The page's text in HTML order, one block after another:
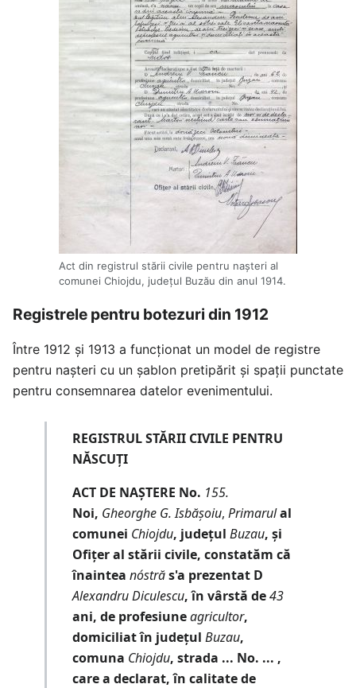
Act din registrul stării civile pentru nașteri al
comunei Chiojdu, județul Buzău din anul 1914.
Registrele pentru botezuri din 1912
Între 1912 și 1913 a funcționat un model de registre
pentru nașteri cu un șablon pretipărit și spații punctate
pentru consemnarea datelor evenimentului.
REGISTRUL STĂRII CIVILE PENTRU
NĂSCUȚI
ACT DE NAȘTERE No. 155.
Noi, Gheorghe G. Isbășoiu, Primarulal
comunei Chiojdu, județul Buzau, și
Ofițer al stării civile, constatăm că
înaintea nóstrăs'a prezentat D
Alexandru Diculescu, în vârstă de43
ani, de profesiuneagricultor,
domiciliat în județul Buzau,
comuna Chiojdu, strada ... No. ... ,
care a declarat, în calitate de